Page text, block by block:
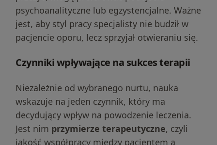
psychoanalityczne lub egzystencjalne. Ważne
jest, aby styl pracy specjalisty nie budził w
pacjencie oporu, lecz sprzyjał otwieraniu się.
Czynniki wpływające na sukces terapii
Niezależnie od wybranego nurtu, nauka
wskazuje na jeden czynnik, który ma
decydujący wpływ na powodzenie leczenia.
Jest nim przymierze terapeutyczne, czyli
jakość współpracy między pacjentem a